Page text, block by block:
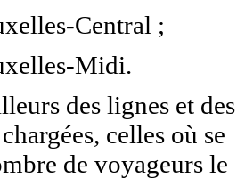
Central ;
Midi.
des lignes et des
celles où se
de voyageurs le